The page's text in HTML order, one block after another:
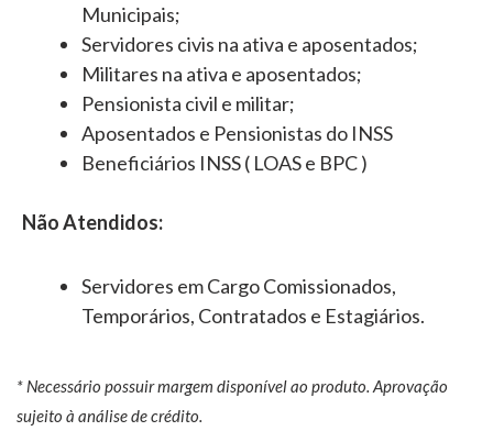
Municipais;
Servidores civis na ativa e aposentados;
Militares na ativa e aposentados;
Pensionista civil e militar;
Aposentados e Pensionistas do INSS
Beneficiários INSS ( LOAS e BPC )
Não Atendidos:
Servidores em Cargo Comissionados,
Temporários, Contratados e Estagiários.
* Necessário possuir margem disponível ao produto. Aprovação
sujeito à análise de crédito.